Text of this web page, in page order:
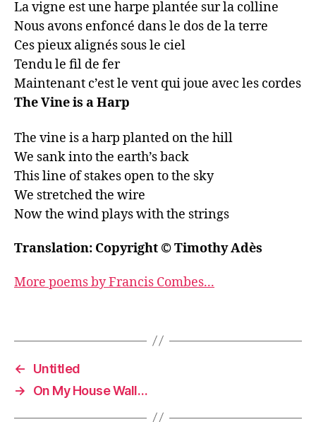
La vigne est une harpe plantée sur la colline
Nous avons enfoncé dans le dos de la terre
Ces pieux alignés sous le ciel
Tendu le fil de fer
Maintenant c’est le vent qui joue avec les cordes
The Vine is a Harp
The vine is a harp planted on the hill
We sank into the earth’s back
This line of stakes open to the sky
We stretched the wire
Now the wind plays with the strings
Translation: Copyright © Timothy Adès
More poems by Francis Combes...
←
Untitled
→
On My House Wall…